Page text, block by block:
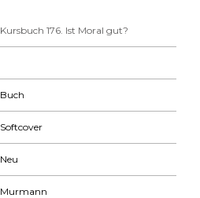
Kursbuch 176. Ist Moral gut?
Buch
Softcover
Neu
Murmann